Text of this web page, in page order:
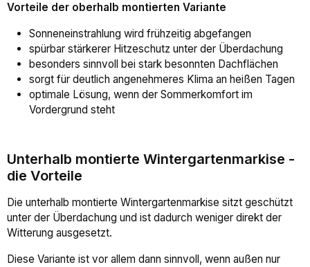
Vorteile der oberhalb montierten Variante
Sonneneinstrahlung wird frühzeitig abgefangen
spürbar stärkerer Hitzeschutz unter der Überdachung
besonders sinnvoll bei stark besonnten Dachflächen
sorgt für deutlich angenehmeres Klima an heißen Tagen
optimale Lösung, wenn der Sommerkomfort im
Vordergrund steht
Unterhalb montierte Wintergartenmarkise -
die Vorteile
Die unterhalb montierte Wintergartenmarkise sitzt geschützt
unter der Überdachung und ist dadurch weniger direkt der
Witterung ausgesetzt.
Diese Variante ist vor allem dann sinnvoll, wenn außen nur